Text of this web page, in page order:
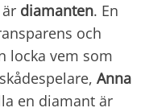
diamanten. En
och
locka vem som
Anna
en diamant är